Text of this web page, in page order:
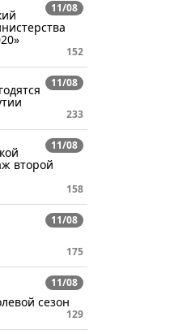
11/08
152
11/08
233
11/08
второй
158
11/08
175
11/08
сезон
129